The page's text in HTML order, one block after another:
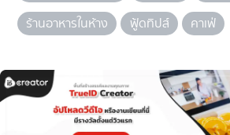
ร้านอาหารในห้าง
ฟู้ดทิปส์ คาเฟ่